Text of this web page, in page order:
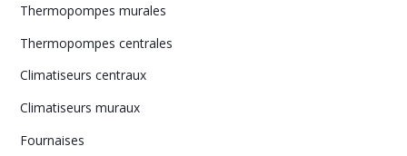
Thermopompes murales
Thermopompes centrales
Climatiseurs centraux
Climatiseurs muraux
Fournaises